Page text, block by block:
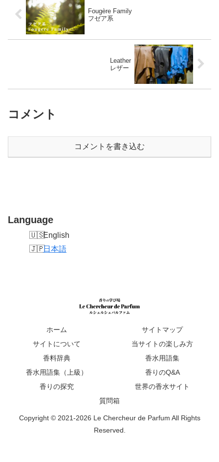
Fougère Family
フゼア系
Leather
レザー
コメント
コメントを書き込む
Language
English
日本語
ホーム
サイトマップ
サイトについて
当サイトの楽しみ方
香料辞典
香水用語集
香水用語集（上級）
香りのQ&A
香りの探究
世界の香水サイト
質問箱
Copyright © 2021-2026 Le Chercheur de Parfum All Rights
Reserved.